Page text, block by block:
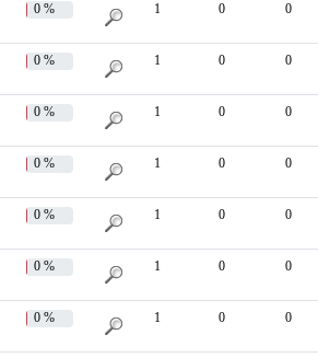
0 % 1 0 0
0 % 1 0 0
0 % 1 0 0
0 % 1 0 0
0 % 1 0 0
0 % 1 0 0
0 % 1 0 0